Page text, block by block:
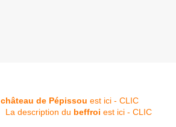
château de Pépissou est ici - CLIC
La description du beffroi est ici - CLIC